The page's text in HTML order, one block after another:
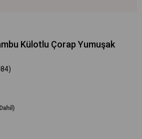
Külotlu Çorap Yumuşak